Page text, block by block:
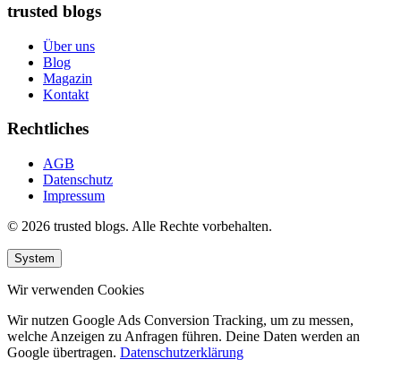
trusted blogs
Über uns
Blog
Magazin
Kontakt
Rechtliches
AGB
Datenschutz
Impressum
© 2026 trusted blogs. Alle Rechte vorbehalten.
System
Wir verwenden Cookies
Wir nutzen Google Ads Conversion Tracking, um zu messen,
welche Anzeigen zu Anfragen führen. Deine Daten werden an
Google übertragen. Datenschutzerklärung